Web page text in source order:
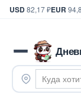
USD82,17 ₽EUR